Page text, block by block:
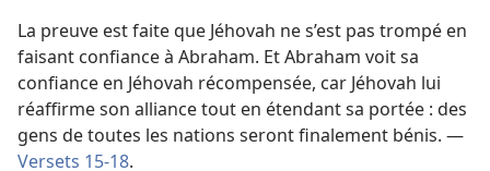
La preuve est faite que Jéhovah ne s’est pas trompé en
faisant confiance à Abraham. Et Abraham voit sa
confiance en Jéhovah récompensée, car Jéhovah lui
réaffirme son alliance tout en étendant sa portée : des
gens de toutes les nations seront finalement bénis. —
Versets 15-18.